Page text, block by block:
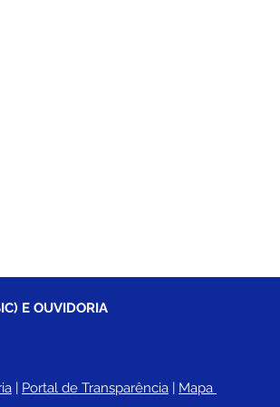
E OUVIDORIA
| Portal de Transparência | Mapa